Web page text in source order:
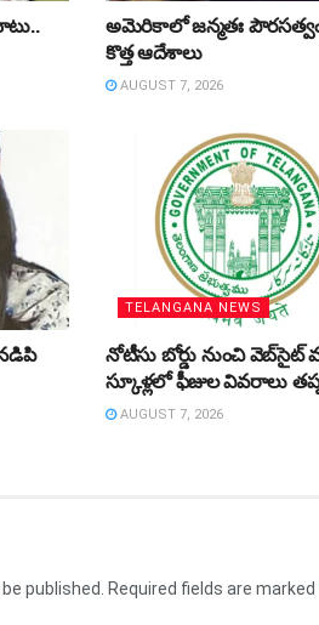
అమెరికాలో జన్మతః
కొత్త ఆదేశాలు
AUGUST 7, 2026
TELANGANA NEWS
నోటీసు బోర్డు నుంచి వెబ్‌సైట్‌
స్కూళ్లలో ఫీజుల వివరాలు
AUGUST 7, 2026
published. Required fields are marked